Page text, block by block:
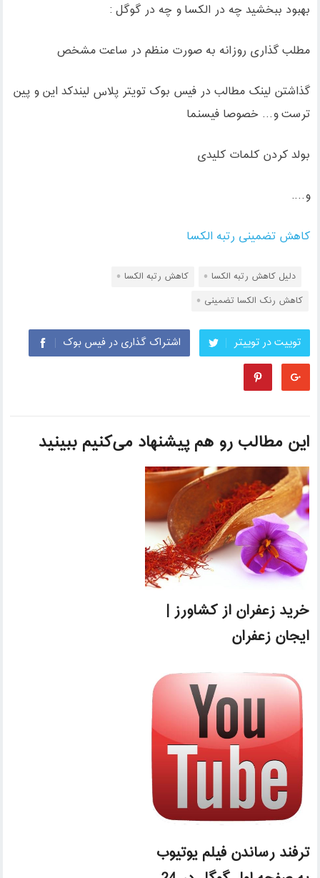
بهبود ببخشید چه در الکسا و چه در گوگل :
مطلب گذاری روزانه به صورت منظم در ساعت مشخص
گذاشتن لینک مطالب در فیس بوک تویتر پلاس لیندکد این و پین
ترست و… خصوصا فیسنما
بولد کردن کلمات کلیدی
و….
کاهش تضمینی رتبه الکسا
دلیل کاهش رتبه الکسا
کاهش رتبه الکسا
کاهش رنک الکسا تضمینی
توییت در توییتر اشتراک گذاری در فیس بوک
این مطالب رو هم پیشنهاد می‌کنیم ببینید
خرید زعفران از کشاورز |
ایجان زعفران
ترفند رساندن فیلم یوتیوب